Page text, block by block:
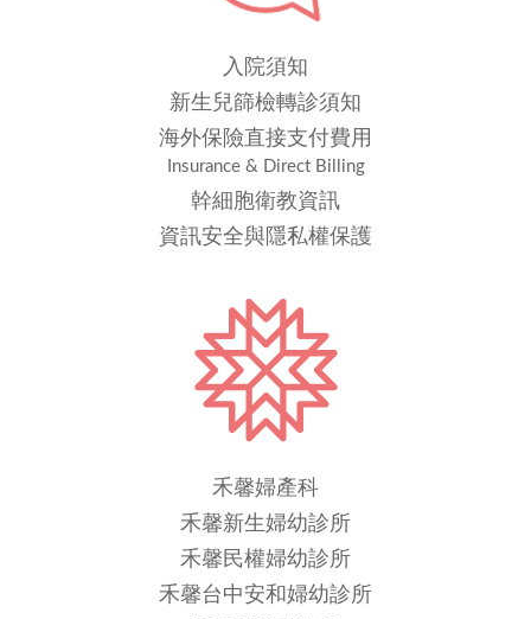
入院須知
新生兒篩檢轉診須知
海外保險直接支付費用
Insurance & Direct Billing
幹細胞衛教資訊
資訊安全與隱私權保護
禾馨婦產科
禾馨新生婦幼診所
禾馨民權婦幼診所
禾馨台中安和婦幼診所